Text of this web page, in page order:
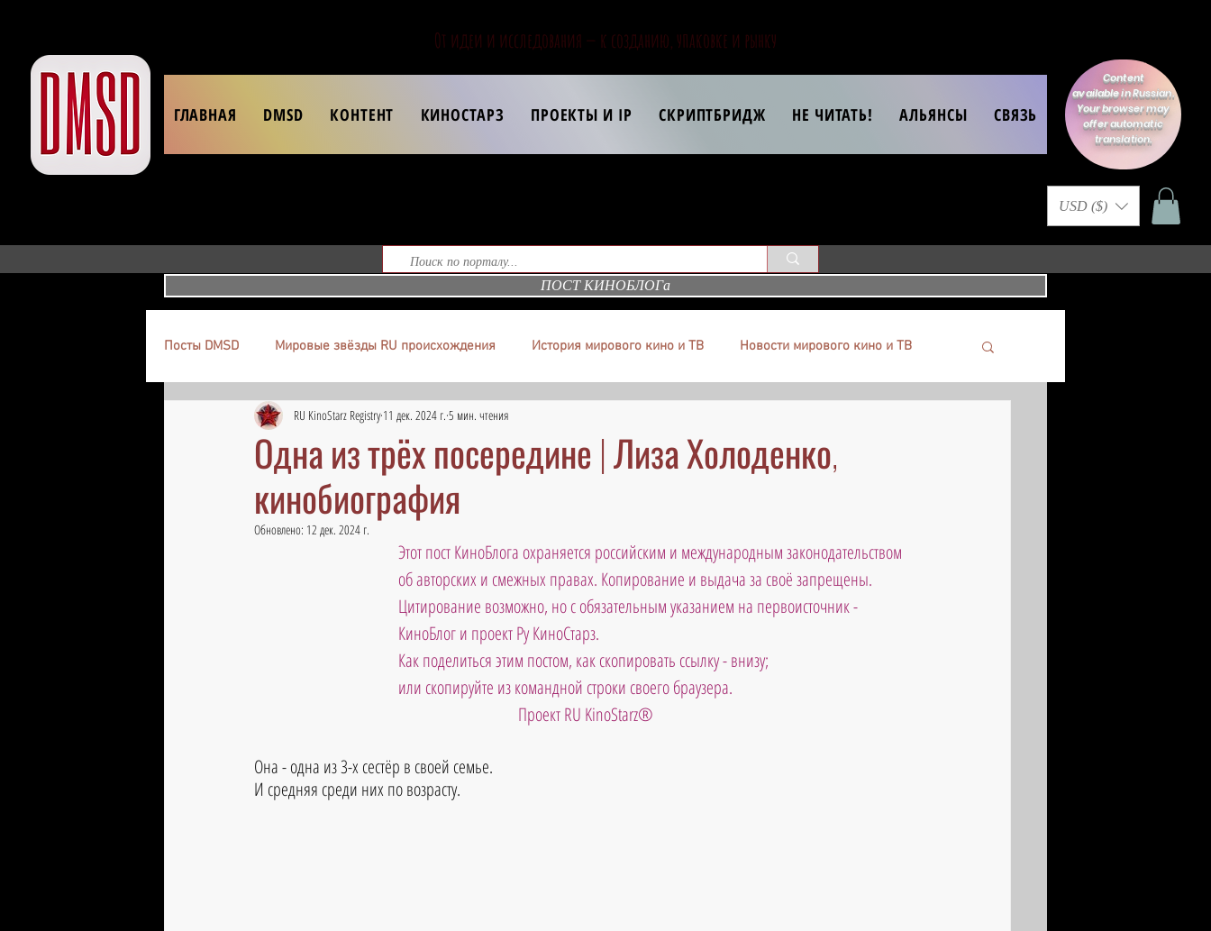
От идеи и исследования — к созданию, упаковке и рынку
ГЛАВНАЯ DMSD КОНТЕНТ КИНОСТАРЗ ПРОЕКТЫ И IP СКРИПТБРИДЖ НЕ ЧИТАТЬ! АЛЬЯНСЫ СВЯЗЬ
Content
available in Russian.
Your browser may
offer automatic
translation.
USD ($)
ПОСТ КИНОБЛОГа
Посты DMSD Мировые звёзды RU происхождения История мирового кино и ТВ Новости мирового кино и ТВ
Одна из трёх посередине | Лиза Холоденко,
кинобиография
RU KinoStarz Registry 11 дек. 2024 г. 5 мин. чтения
Обновлено: 12 дек. 2024 г.
Этот пост КиноБлога охраняется российским и международным законодательством
об авторских и смежных правах. Копирование и выдача за своё запрещены.
Цитирование возможно, но с обязательным указанием на первоисточник -
КиноБлог и проект Ру КиноСтарз.
Как поделиться этим постом, как скопировать ссылку - внизу;
или скопируйте из командной строки своего браузера.
Проект RU KinoStarz®
Она - одна из 3-х сестёр в своей семье.
И средняя среди них по возрасту.